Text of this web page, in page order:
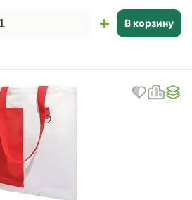
В корзину